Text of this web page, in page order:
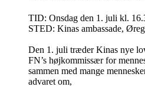
TID: Onsdag den 1. juli kl.
STED: Kinas ambassade,
Den 1. juli træder Kinas nye
FN’s højkommissær for
sammen med mange
advaret om,